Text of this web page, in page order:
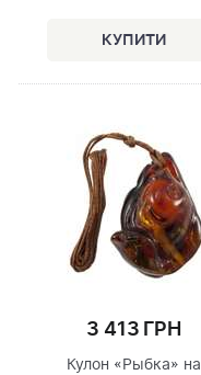
3 413 ГРН
Кулон «Рыбка» на